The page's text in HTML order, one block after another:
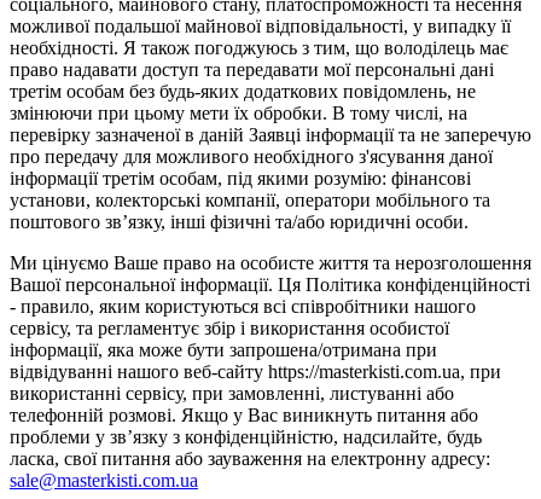
можливої подальшої майнової відповідальності, у випадку її
необхідності. Я також погоджуюсь з тим, що володілець має
право надавати доступ та передавати мої персональні дані
третім особам без будь-яких додаткових повідомлень, не
змінюючи при цьому мети їх обробки. В тому числі, на
перевірку зазначеної в даній Заявці інформації та не заперечую
про передачу для можливого необхідного з'ясування даної
інформації третім особам, під якими розумію: фінансові
установи, колекторські компанії, оператори мобільного та
поштового зв’язку, інші фізичні та/або юридичні особи.
Ми цінуємо Ваше право на особисте життя та нерозголошення
Вашої персональної інформації. Ця Політика конфіденційності
- правило, яким користуються всі співробітники нашого
сервісу, та регламентує збір і використання особистої
інформації, яка може бути запрошена/отримана при
відвідуванні нашого веб-сайту https://masterkisti.com.ua, при
використанні сервісу, при замовленні, листуванні або
телефонній розмові. Якщо у Вас виникнуть питання або
проблеми у зв’язку з конфіденційністю, надсилайте, будь
ласка, свої питання або зауваження на електронну адресу:
sale@masterkisti.com.ua